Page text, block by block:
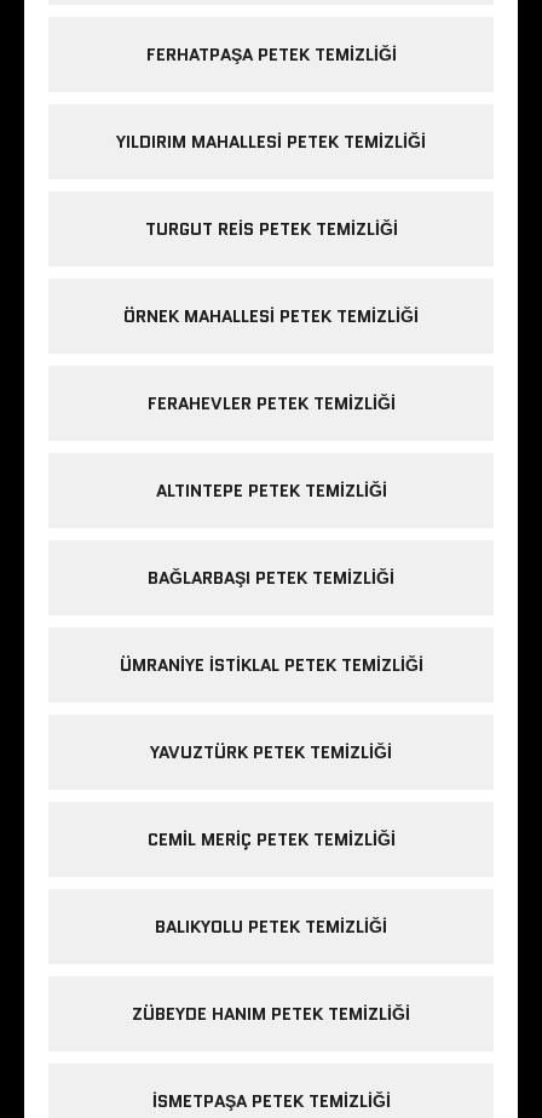
FERHATPAŞA PETEK TEMIZLIĞI
YILDIRIM MAHALLESI PETEK TEMIZLIĞI
TURGUT REIS PETEK TEMIZLIĞI
ÖRNEK MAHALLESI PETEK TEMIZLIĞI
FERAHEVLER PETEK TEMIZLIĞI
ALTINTEPE PETEK TEMIZLIĞI
BAĞLARBAŞI PETEK TEMIZLIĞI
ÜMRANIYE ISTIKLAL PETEK TEMIZLIĞI
YAVUZTÜRK PETEK TEMIZLIĞI
CEMIL MERIÇ PETEK TEMIZLIĞI
BALIKYOLU PETEK TEMIZLIĞI
ZÜBEYDE HANIM PETEK TEMIZLIĞI
ISMETPAŞA PETEK TEMIZLIĞI